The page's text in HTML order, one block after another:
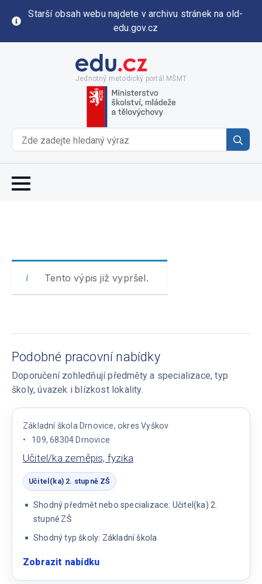
Starší obsah webu najdete v archivu stránek na old-
edu.gov.cz
Jednotný metodický portál MŠMT
for:
Tento výpis již vypršel.
Podobné pracovní nabídky
Doporučení zohledňují předměty a specializace, typ
školy, úvazek i blízkost lokality.
Základní škola Drnovice, okres Vyškov
109, 68304 Drnovice
Učitel/ka zeměpis, fyzika
Učitel(ka) 2. stupně ZŠ
Shodný předmět nebo specializace: Učitel(ka) 2.
stupně ZŠ
Shodný typ školy: Základní škola
Zobrazit nabídku: